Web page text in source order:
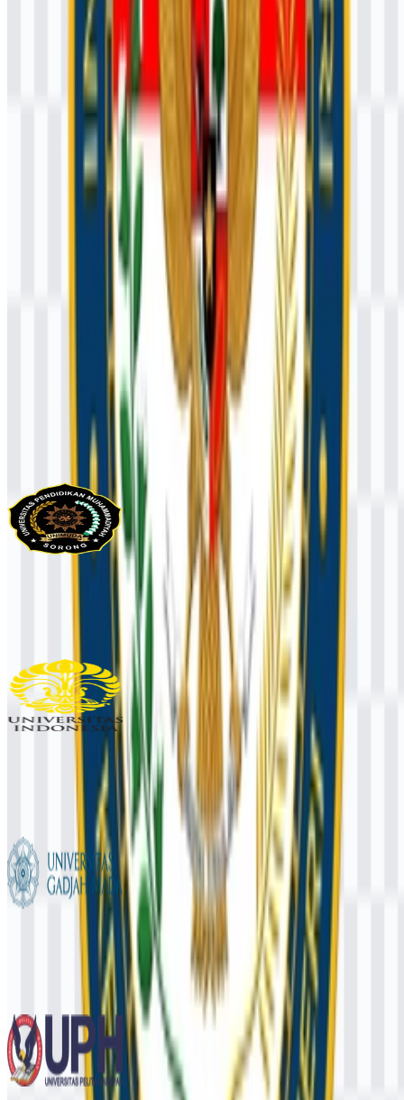
Konten Dibuat oleh AI
Deskripsi ini dibuat oleh AI dan mungkin mengandung
Lainnya dari Universitas & Perguruan
UNIMUDA Sorong
Universitas Indonesia (UI)
Universitas Gadjah Mada (UGM)
556